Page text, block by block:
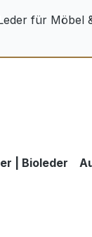
für Möbel
| Bioleder